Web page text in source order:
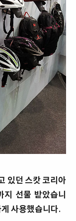
있던 스캇 코리아
지 선물 받았습니
사용했습니다.